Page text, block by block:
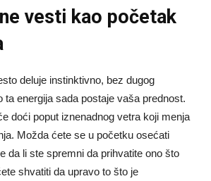
vesti kao početak
deluje instinktivno, bez dugog
ta energija sada postaje vaša prednost.
doći poput iznenadnog vetra koji menja
Možda ćete se u početku osećati
da li ste spremni da prihvatite ono što
shvatiti da upravo to što je